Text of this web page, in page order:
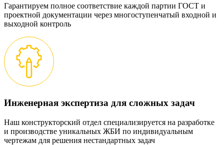
Гарантируем полное соответствие каждой партии ГОСТ и
проектной документации через многоступенчатый входной и
выходной контроль
Инженерная экспертиза для сложных задач
Наш конструкторский отдел специализируется на разработке
и производстве уникальных ЖБИ по индивидуальным
чертежам для решения нестандартных задач